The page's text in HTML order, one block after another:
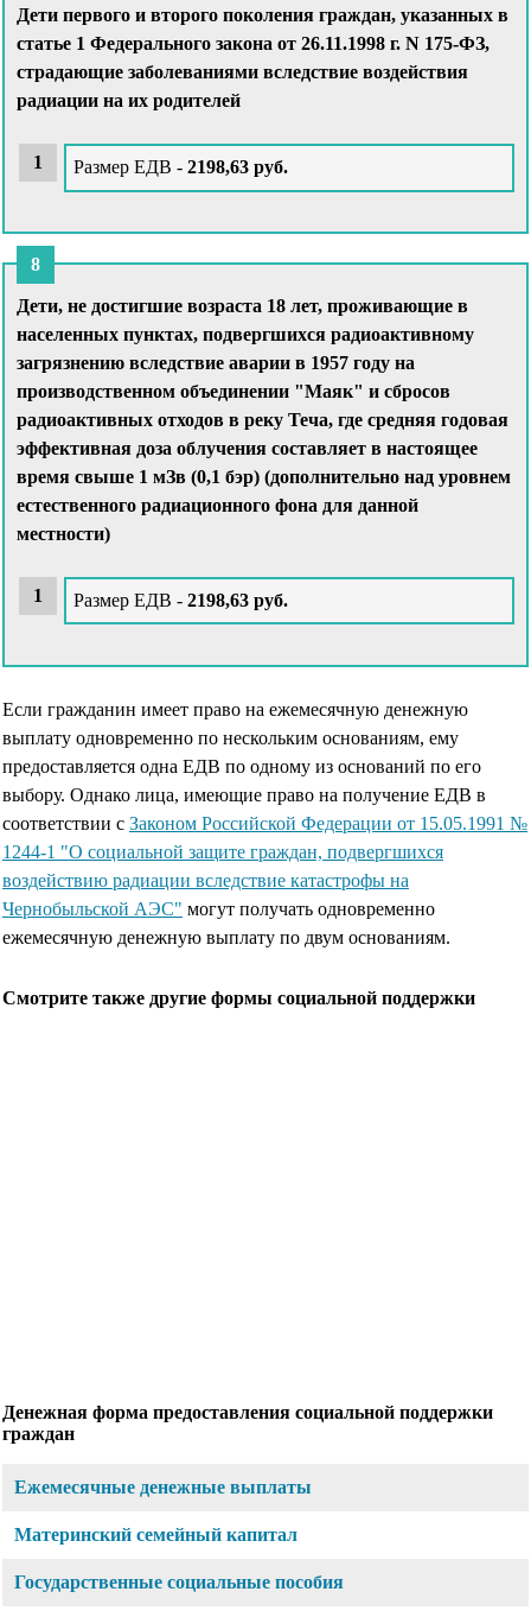
Дети первого и второго поколения граждан, указанных в
статье 1 Федерального закона от 26.11.1998 г. N 175-ФЗ,
страдающие заболеваниями вследствие воздействия
радиации на их родителей
Размер ЕДВ - 2198,63 руб.
Дети, не достигшие возраста 18 лет, проживающие в
населенных пунктах, подвергшихся радиоактивному
загрязнению вследствие аварии в 1957 году на
производственном объединении "Маяк" и сбросов
радиоактивных отходов в реку Теча, где средняя годовая
эффективная доза облучения составляет в настоящее
время свыше 1 мЗв (0,1 бэр) (дополнительно над уровнем
естественного радиационного фона для данной
местности)
Размер ЕДВ - 2198,63 руб.
Если гражданин имеет право на ежемесячную денежную
выплату одновременно по нескольким основаниям, ему
предоставляется одна ЕДВ по одному из оснований по его
выбору. Однако лица, имеющие право на получение ЕДВ в
соответствии с Законом Российской Федерации от 15.05.1991 №
1244-1 "О социальной защите граждан, подвергшихся
воздействию радиации вследствие катастрофы на
Чернобыльской АЭС" могут получать одновременно
ежемесячную денежную выплату по двум основаниям.
Смотрите также другие формы социальной поддержки
Денежная форма предоставления социальной поддержки
граждан
Ежемесячные денежные выплаты
Материнский семейный капитал
Государственные социальные пособия